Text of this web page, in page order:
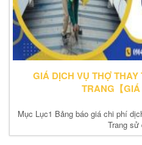
GIÁ DỊCH VỤ THỢ
TRANG【GIÁ
Mục Lục1 Bảng báo giá chi phí
Trang sử